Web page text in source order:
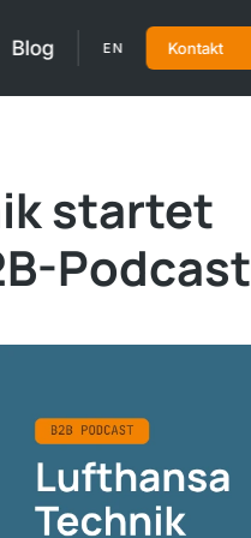
Blog EN Kontakt
startet
Podcast